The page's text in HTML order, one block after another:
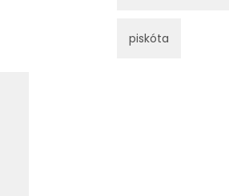
piskóta